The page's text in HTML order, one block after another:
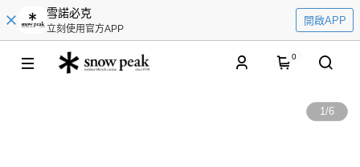
雪諾必克
立刻使用官方APP
開啟APP
0
1/6